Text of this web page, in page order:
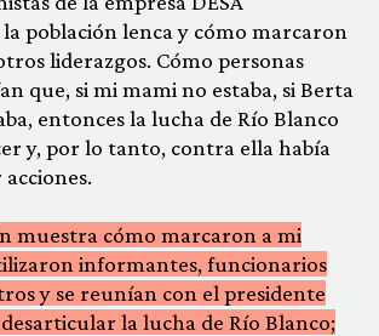
la población lenca y cómo marcaron
liderazgos. Cómo personas
que, si mi mami no estaba, si Berta
entonces la lucha de Río Blanco
y, por lo tanto, contra ella había
muestra cómo marcaron a mi
informantes, funcionarios
y se reunían con el presidente
la lucha de Río Blanco;